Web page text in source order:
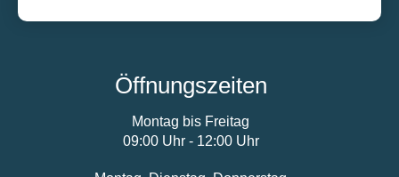
Öffnungszeiten
Montag bis Freitag
09:00 Uhr - 12:00 Uhr